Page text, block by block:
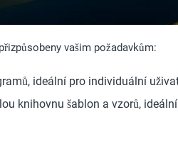
vašim požadavkům:
ideální pro individuální
knihovnu šablon a vzorů,